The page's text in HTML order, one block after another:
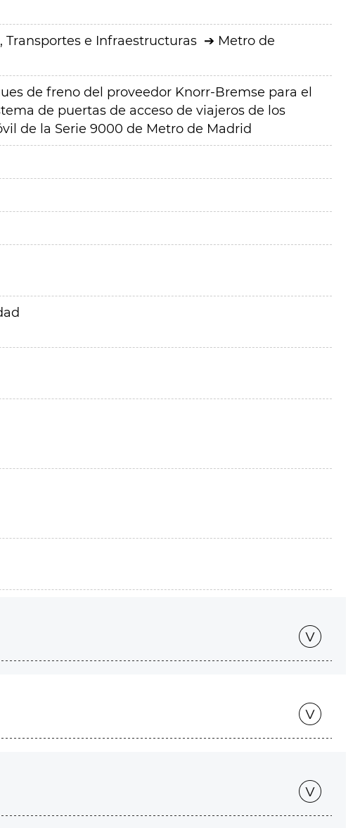
Transportes e Infraestructuras
Metro de
de freno del proveedor Knorr-Bremse para el
de puertas de acceso de viajeros de los
de la Serie 9000 de Metro de Madrid